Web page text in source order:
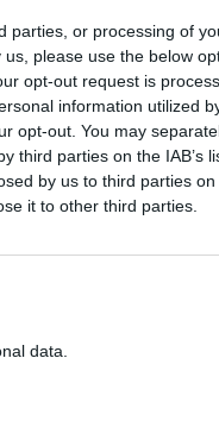
parties, or processing of
please use the below
opt-out request is
information utilized
opt-out. You may
third parties on the IAB’s
by us to third parties on
it to other third parties.
data.